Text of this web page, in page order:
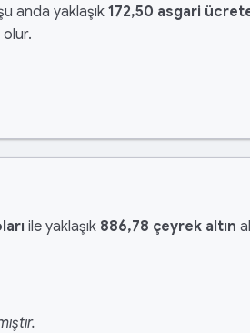
anda yaklaşık172,50 asgari
olur.
ile yaklaşık 886,78 çeyrek altın